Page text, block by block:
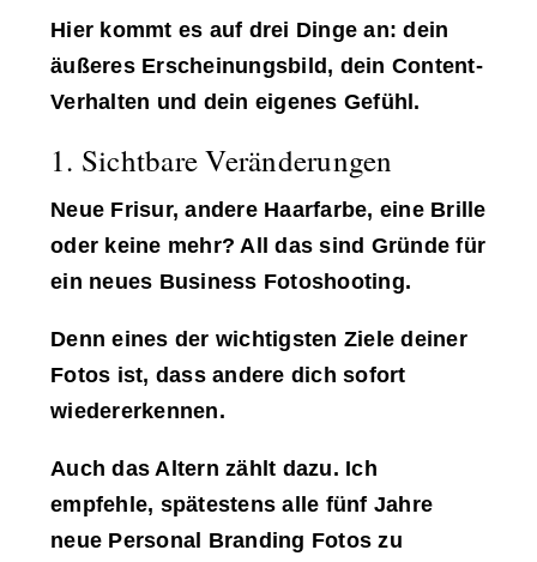
Hier kommt es auf drei Dinge an: dein
äußeres Erscheinungsbild, dein Content-
Verhalten und dein eigenes Gefühl.
1. Sichtbare Veränderungen
Neue Frisur, andere Haarfarbe, eine Brille
oder keine mehr? All das sind Gründe für
ein neues Business Fotoshooting.
Denn eines der wichtigsten Ziele deiner
Fotos ist, dass andere dich sofort
wiedererkennen.
Auch das Altern zählt dazu. Ich
empfehle, spätestens alle fünf Jahre
neue Personal Branding Fotos zu